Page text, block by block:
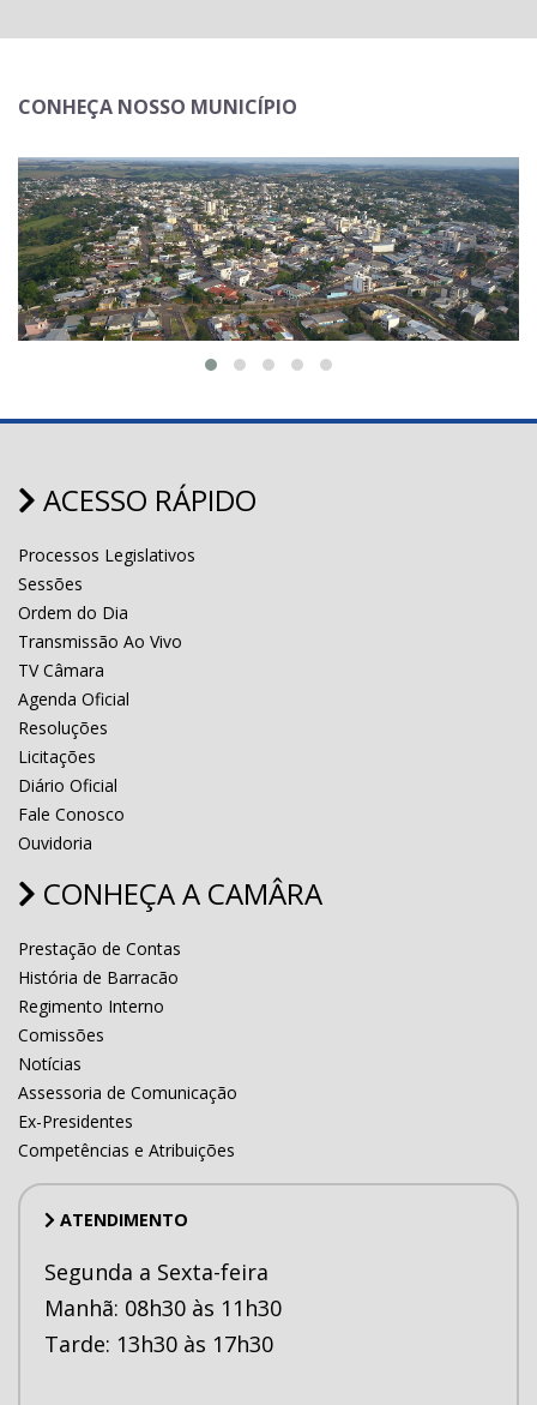
CONHEÇA NOSSO MUNICÍPIO
ACESSO RÁPIDO
Processos Legislativos
Sessões
Ordem do Dia
Transmissão Ao Vivo
TV Câmara
Agenda Oficial
Resoluções
Licitações
Diário Oficial
Fale Conosco
Ouvidoria
CONHEÇA A CAMÂRA
Prestação de Contas
História de Barracão
Regimento Interno
Comissões
Notícias
Assessoria de Comunicação
Ex-Presidentes
Competências e Atribuições
ATENDIMENTO
Segunda a Sexta-feira
Manhã: 08h30 às 11h30
Tarde: 13h30 às 17h30